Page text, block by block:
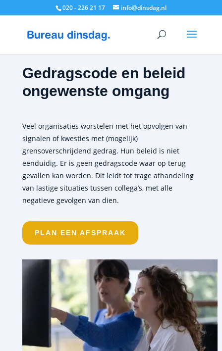
020 - 226 21 17 info@dinsdag.nl
Gedragscode en beleid
ongewenste omgang
Veel organisaties worstelen met het opvolgen van
signalen of kwesties met (mogelijk)
grensoverschrijdend gedrag. Hun beleid is niet
eenduidig. Er is geen gedragscode waar op terug
gevallen kan worden. Dit leidt tot trage afhandeling
van lastige situaties tussen collega’s, met alle
negatieve gevolgen van dien.
PLAN EEN AFSPRAAK